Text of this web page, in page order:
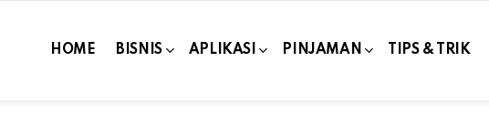
HOME BISNIS APLIKASI PINJAMAN TIPS & TRIK